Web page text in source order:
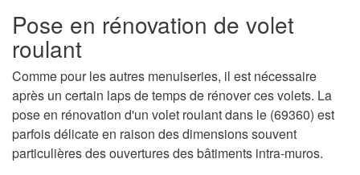
Pose en rénovation de volet
roulant
Comme pour les autres menuiseries, il est nécessaire
après un certain laps de temps de rénover ces volets. La
pose en rénovation d'un volet roulant dans le (69360) est
parfois délicate en raison des dimensions souvent
particulières des ouvertures des bâtiments intra-muros.